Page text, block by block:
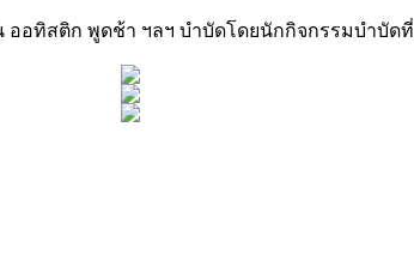
อทิสติก พูดช้า ฯลฯ บำบัดโดยนักกิจกรรมบำบัดที่